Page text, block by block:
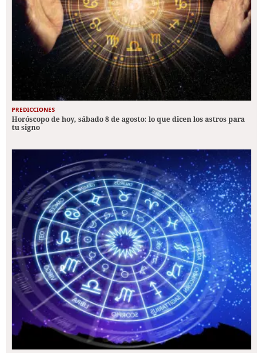
PREDICCIONES
Horóscopo de hoy, sábado 8 de agosto: lo que dicen los astros para
tu signo